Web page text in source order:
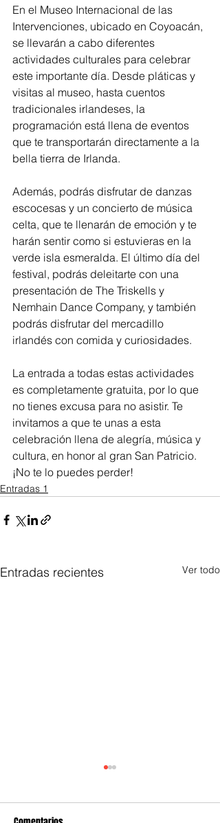
En el Museo Internacional de las
Intervenciones, ubicado en Coyoacán,
se llevarán a cabo diferentes
actividades culturales para celebrar
este importante día. Desde pláticas y
visitas al museo, hasta cuentos
tradicionales irlandeses, la
programación está llena de eventos
que te transportarán directamente a la
bella tierra de Irlanda.
Además, podrás disfrutar de danzas
escocesas y un concierto de música
celta, que te llenarán de emoción y te
harán sentir como si estuvieras en la
verde isla esmeralda. El último día del
festival, podrás deleitarte con una
presentación de The Triskells y
Nemhain Dance Company, y también
podrás disfrutar del mercadillo
irlandés con comida y curiosidades.
La entrada a todas estas actividades
es completamente gratuita, por lo que
no tienes excusa para no asistir. Te
invitamos a que te unas a esta
celebración llena de alegría, música y
cultura, en honor al gran San Patricio.
¡No te lo puedes perder!
Entradas 1
Entradas recientes Ver todo